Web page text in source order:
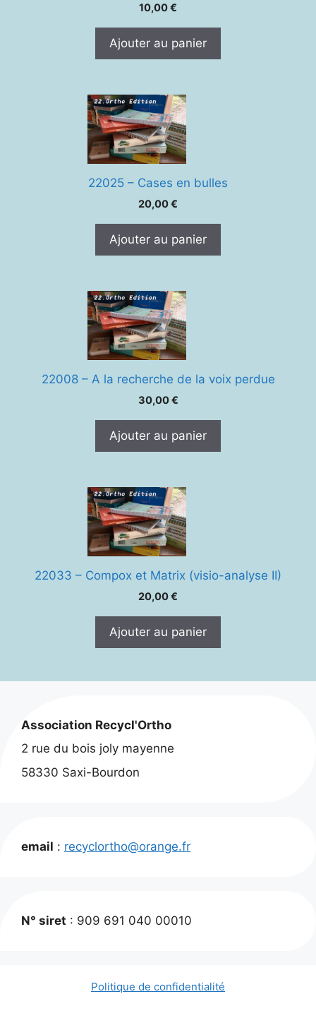
10,00€
Ajouter au panier
22025 – Cases en bulles
20,00€
Ajouter au panier
22008 – A la recherche de la voix perdue
30,00€
Ajouter au panier
22033 – Compox et Matrix (visio-analyse II)
20,00€
Ajouter au panier
Association Recycl'Ortho
2 rue du bois joly mayenne
58330 Saxi-Bourdon
email : recyclortho@orange.fr
N° siret : 909 691 040 00010
Politique de confidentialité